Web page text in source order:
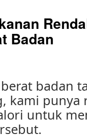
Badan
badan
kami punya
untuk